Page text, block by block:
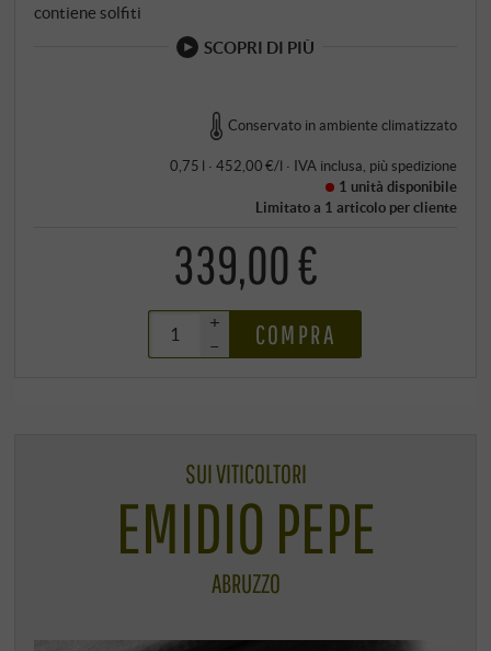
contiene solfiti
SCOPRI DI PIÙ
Conservato in ambiente climatizzato
0,75 l · 452,00 €/l · IVA inclusa , più spedizione
1 unità disponibile
Limitato a 1 articolo per cliente
339,00 €
+
–
COMPRA
SUI VITICOLTORI
EMIDIO PEPE
ABRUZZO